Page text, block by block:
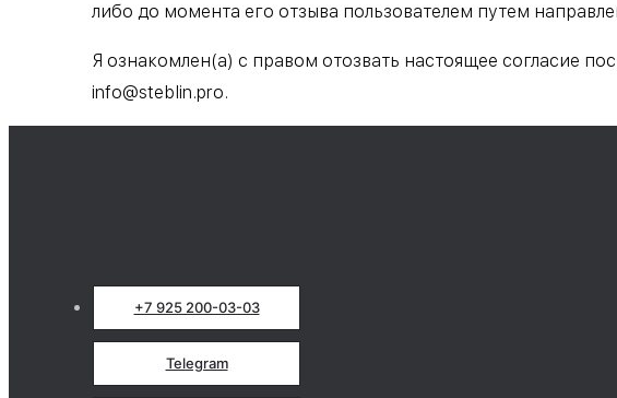
либо до момента его отзыва пользователем путем
Я ознакомлен(а) с правом отозвать настоящее согласие
info@steblin.pro.
+7 925 200-03-03
Telegram